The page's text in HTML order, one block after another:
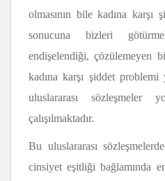
olmasının bile kadına karşı
sonucuna bizleri
endişelendiği, çözülemeyen
kadına karşı şiddet
uluslararası sözleşmeler
çalışılmaktadır.
Bu uluslararası
cinsiyet eşitliği bağlamında